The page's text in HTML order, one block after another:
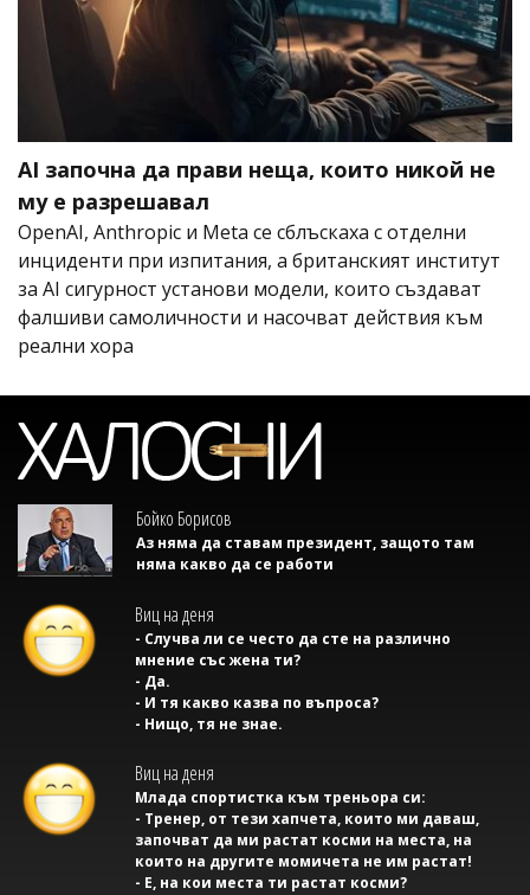
AI започна да прави неща, които никой не
му е разрешавал
OpenAI, Anthropic и Meta се сблъскаха с отделни
инциденти при изпитания, а британският институт
за AI сигурност установи модели, които създават
фалшиви самоличности и насочват действия към
реални хора
Бойко Борисов
Аз няма да ставам президент, защото там
няма какво да се работи
Виц на деня
- Случва ли се често да сте на различно
мнение със жена ти?
- Да.
- И тя какво казва по въпроса?
- Нищо, тя не знае.
Виц на деня
Млада спортистка към треньора си:
- Тренер, от тези хапчета, които ми даваш,
започват да ми растат косми на места, на
които на другите момичета не им растат!
- Е, на кои места ти растат косми?